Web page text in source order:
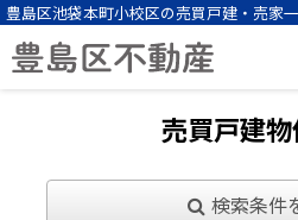
豊島区池袋本町小校区の売買戸建・売家
ーエスパートナー）
売買戸建
検索条件